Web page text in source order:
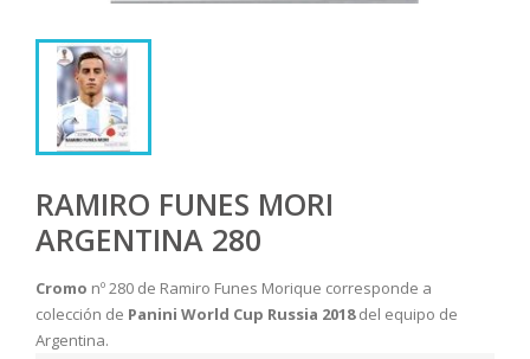
RAMIRO FUNES MORI
ARGENTINA 280
Cromo nº 280 de Ramiro Funes Morique corresponde a
colección de Panini World Cup Russia 2018del equipo de
Argentina.